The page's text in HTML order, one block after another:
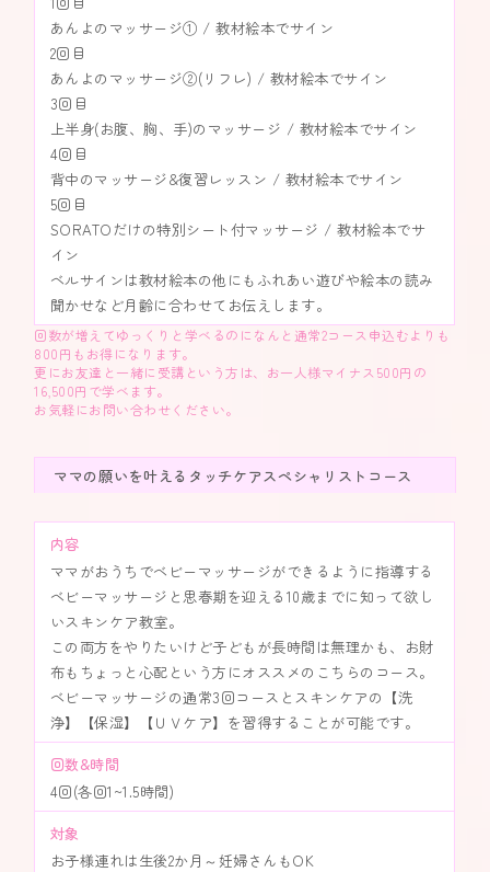
あんよのマッサージ① / 教材絵本でサイン
2回目
あんよのマッサージ②(リフレ) / 教材絵本でサイン
3回目
上半身(お腹、胸、手)のマッサージ / 教材絵本でサイン
4回目
背中のマッサージ&復習レッスン / 教材絵本でサイン
5回目
SORATOだけの特別シート付マッサージ / 教材絵本でサ
イン
ベルサインは教材絵本の他にもふれあい遊びや絵本の読み
聞かせなど月齢に合わせてお伝えします。
回数が増えてゆっくりと学べるのになんと通常2コース申込むよりも
800円もお得になります。
更にお友達と一緒に受講という方は、お一人様マイナス500円の
16,500円で学べます。
お気軽にお問い合わせください。
ママの願いを叶えるタッチケアスペシャリストコース
内容
ママがおうちでベビーマッサージができるように指導する
ベビーマッサージと思春期を迎える10歳までに知って欲し
いスキンケア教室。
この両方をやりたいけど子どもが長時間は無理かも、お財
布もちょっと心配という方にオススメのこちらのコース。
ベビーマッサージの通常3回コースとスキンケアの【洗
浄】【保湿】【ＵＶケア】を習得することが可能です。
回数&時間
4回(各回1~1.5時間)
対象
お子様連れは生後2か月～妊婦さんもOK